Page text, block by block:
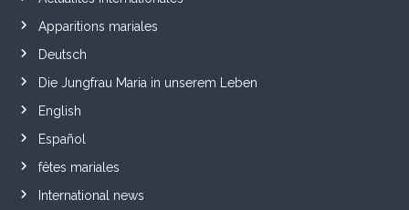
Apparitions mariales
Deutsch
Die Jungfrau Maria in unserem Leben
English
Español
fêtes mariales
International news